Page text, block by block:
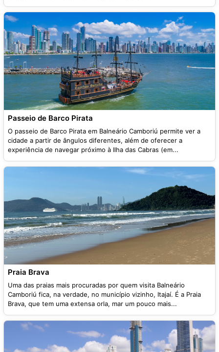
Passeio de Barco Pirata
O passeio de Barco Pirata em Balneário Camboriú permite ver a
cidade a partir de ângulos diferentes, além de oferecer a
experiência de navegar próximo à Ilha das Cabras (em...
Praia Brava
Uma das praias mais procuradas por quem visita Balneário
Camboriú fica, na verdade, no município vizinho, Itajaí. É a Praia
Brava, que tem uma extensa orla, mar um pouco mais...